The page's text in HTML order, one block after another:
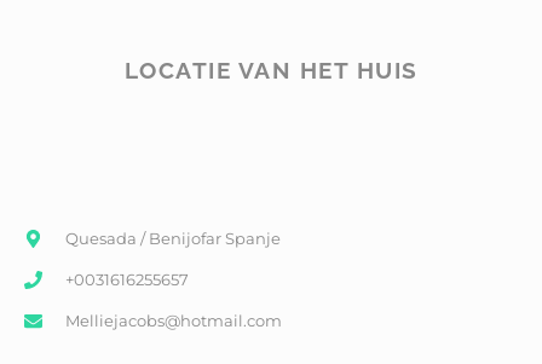
LOCATIE VAN HET HUIS
Quesada / Benijofar Spanje
+0031616255657
Melliejacobs@hotmail.com